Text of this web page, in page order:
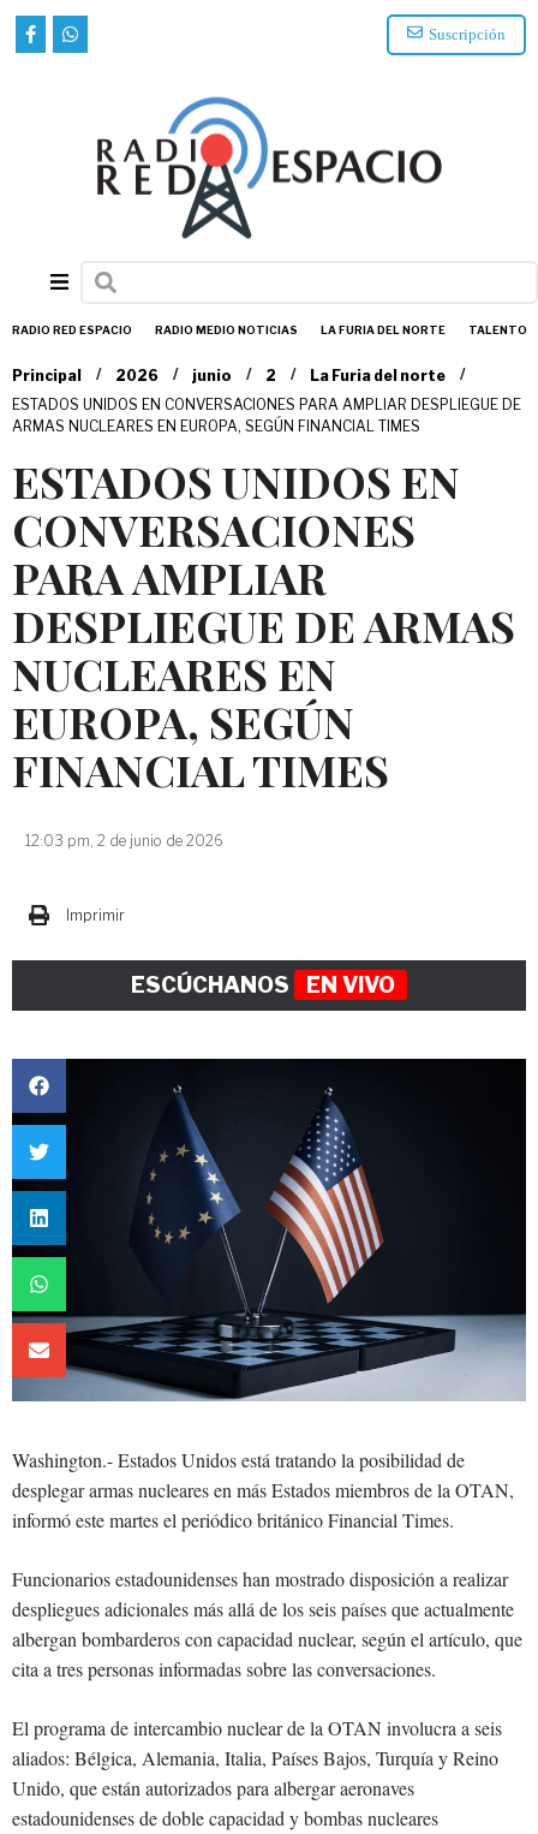
Suscripción
RADIO RED ESPACIO RADIO MEDIO NOTICIAS LA FURIA DEL NORTE TALENTO
Principal / 2026 / junio / 2 / La Furia del norte
/
ESTADOS UNIDOS EN CONVERSACIONES PARA AMPLIAR DESPLIEGUE DE
ARMAS NUCLEARES EN EUROPA, SEGÚN FINANCIAL TIMES
ESTADOS UNIDOS EN
CONVERSACIONES
PARA AMPLIAR
DESPLIEGUE DE ARMAS
NUCLEARES EN
EUROPA, SEGÚN
FINANCIAL TIMES
12:03 pm, 2 de junio de 2026
Imprimir
ESCÚCHANOS EN VIVO
Washington.- Estados Unidos está tratando la posibilidad de
desplegar armas nucleares en más Estados miembros de la OTAN,
informó este martes el periódico británico Financial Times.
Funcionarios estadounidenses han mostrado disposición a realizar
despliegues adicionales más allá de los seis países que actualmente
albergan bombarderos con capacidad nuclear, según el artículo, que
cita a tres personas informadas sobre las conversaciones.
El programa de intercambio nuclear de la OTAN involucra a seis
aliados: Bélgica, Alemania, Italia, Países Bajos, Turquía y Reino
Unido, que están autorizados para albergar aeronaves
estadounidenses de doble capacidad y bombas nucleares